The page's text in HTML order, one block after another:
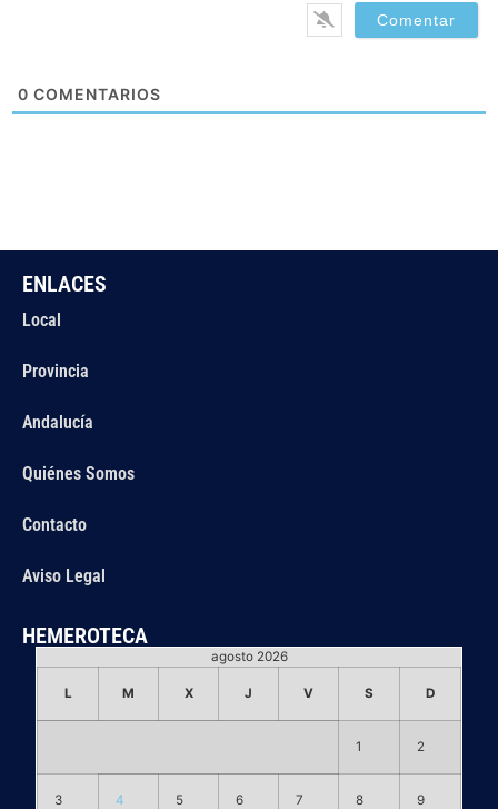
0 COMENTARIOS
ENLACES
Local
Provincia
Andalucía
Quiénes Somos
Contacto
Aviso Legal
HEMEROTECA
agosto 2026
L M X J V S D
1 2
3 4 5 6 7 8 9